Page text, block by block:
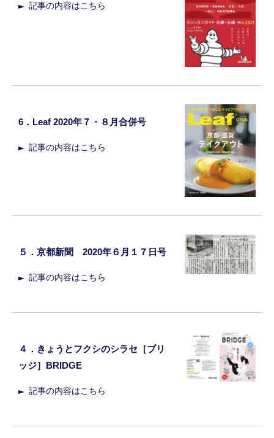
記事の内容はこちら
6．Leaf 2020年７・８月合併号
記事の内容はこちら
５．京都新聞 2020年６月１７日号
記事の内容はこちら
４．きょうとフクシのシラセ［ブリ
ッジ］BRIDGE
記事の内容はこちら